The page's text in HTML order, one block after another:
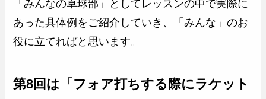
「みんなの卓球部」としてレッスンの中で実際に
あった具体例をご紹介していき、「みんな」のお
役に立てればと思います。
第8回は「フォア打ちする際にラケット